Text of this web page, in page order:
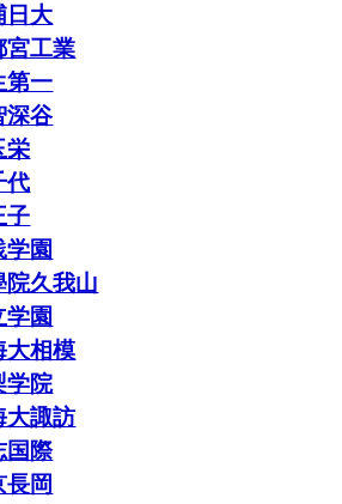
日大
宮工業
第一
深谷
栄
代
子
学園
院久我山
学園
大相模
学院
大諏訪
国際
長岡